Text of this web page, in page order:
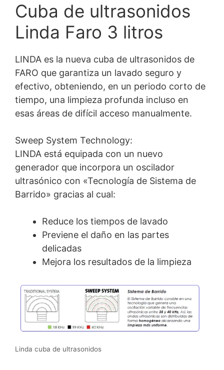
Cuba de ultrasonidos
Linda Faro 3 litros
LINDA es la nueva cuba de ultrasonidos de
FARO que garantiza un lavado seguro y
efectivo, obteniendo, en un periodo corto de
tiempo, una limpieza profunda incluso en
esas áreas de difícil acceso manualmente.
Sweep System Technology:
LINDA está equipada con un nuevo
generador que incorpora un oscilador
ultrasónico con «Tecnología de Sistema de
Barrido» gracias al cual:
Reduce los tiempos de lavado
Previene el daño en las partes
delicadas
Mejora los resultados de la limpieza
Linda cuba de ultrasonidos